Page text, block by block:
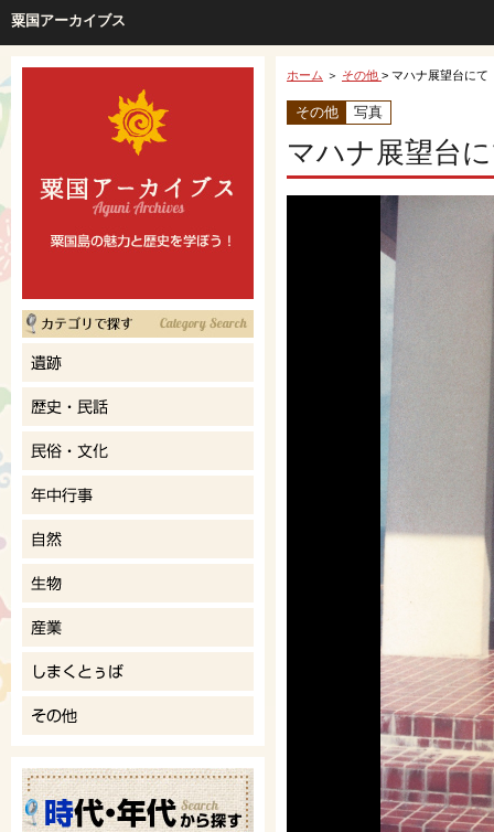
粟国アーカイブス
ホーム ＞ その他 > マハナ展望台にて
その他 写真
マハナ展望台